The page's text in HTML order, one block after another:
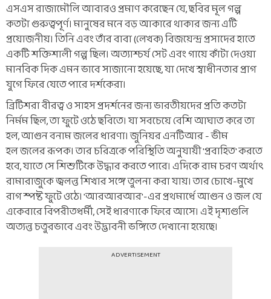
এসএস রাজামৌলি আবারও প্রমাণ করেছেন যে, ছবির মূল গল্প
কতটা গুরুত্বপূর্ণ। মানুষের মনে বড় আকারে থাকার জন্য এটি
প্রয়োজনীয়। তিনি এবং তাঁর বাবা (লেখক) বিজয়েন্দ্র প্রসাদের হাতে
একটি শক্তিশালী গল্প ছিল। অত্যাশ্চর্য সেট এবং গায়ে কাঁটা দেওয়া
মানবিক দিক এমন ভাবে সাজানো হয়েছে, যা দেখে স্বাধীনতার প্রাগ
যুগে ফিরে যেতে পারে দর্শকেরা।
ব্রিটিশরা বীরত্ব ও সাহস প্রদর্শনের জন্য ভারতীয়দের প্রতি কতটা
নির্মম ছিল, তা ফুটে ওঠে ছবিতে। যা সবচেয়ে বেশি আঘাত করে তা
হল, আগুন বনাম জলের ধারণা। জুনিয়র এনটিআর - ভীম
হল জলের রূপক। তার চরিত্রকে পরিস্থিতি অনুযায়ী 'প্রবাহিত' করতে
হবে, যাতে সে শিশুটিকে উদ্ধার করতে পারে। এদিকে রাম চরণ অর্থাৎ
রামারাজুকে জ্বলন্ত শিখার সঙ্গে তুলনা করা যায়। তার চোখে-মুখে
রাগ স্পষ্ট ফুটে ওঠে। 'আরআরআর'-এর প্রথমার্ধে আগুন ও জল যে
একেবারে বিপরীতধর্মী, সেই ধারণাকে ফিরে আসে। এই দৃশ্যগুলি
অত্যন্ত চতুরভাবে এবং উদ্ভাবনী ভঙ্গিতে দেখানো হয়েছে।
ADVERTISEMENT